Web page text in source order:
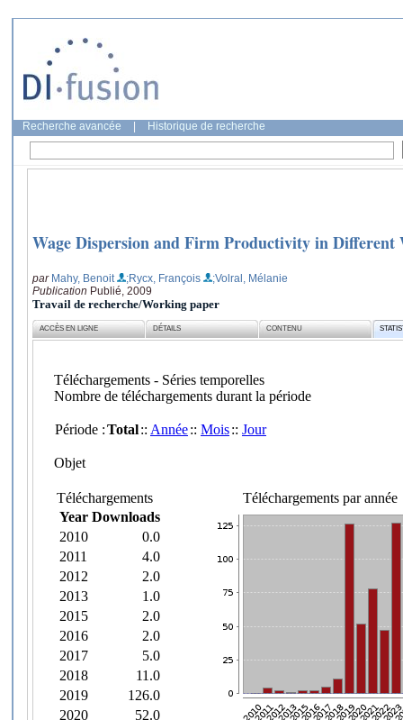
Recherche avancée Historique de recherche
Wage Dispersion and Firm Productivity in Different
par Mahy, Benoit ;Rycx, François
;Volral, Mélanie
Publication Publié, 2009
Travail de recherche/Working paper
ACCÈS EN LIGNE DÉTAILS CONTENU